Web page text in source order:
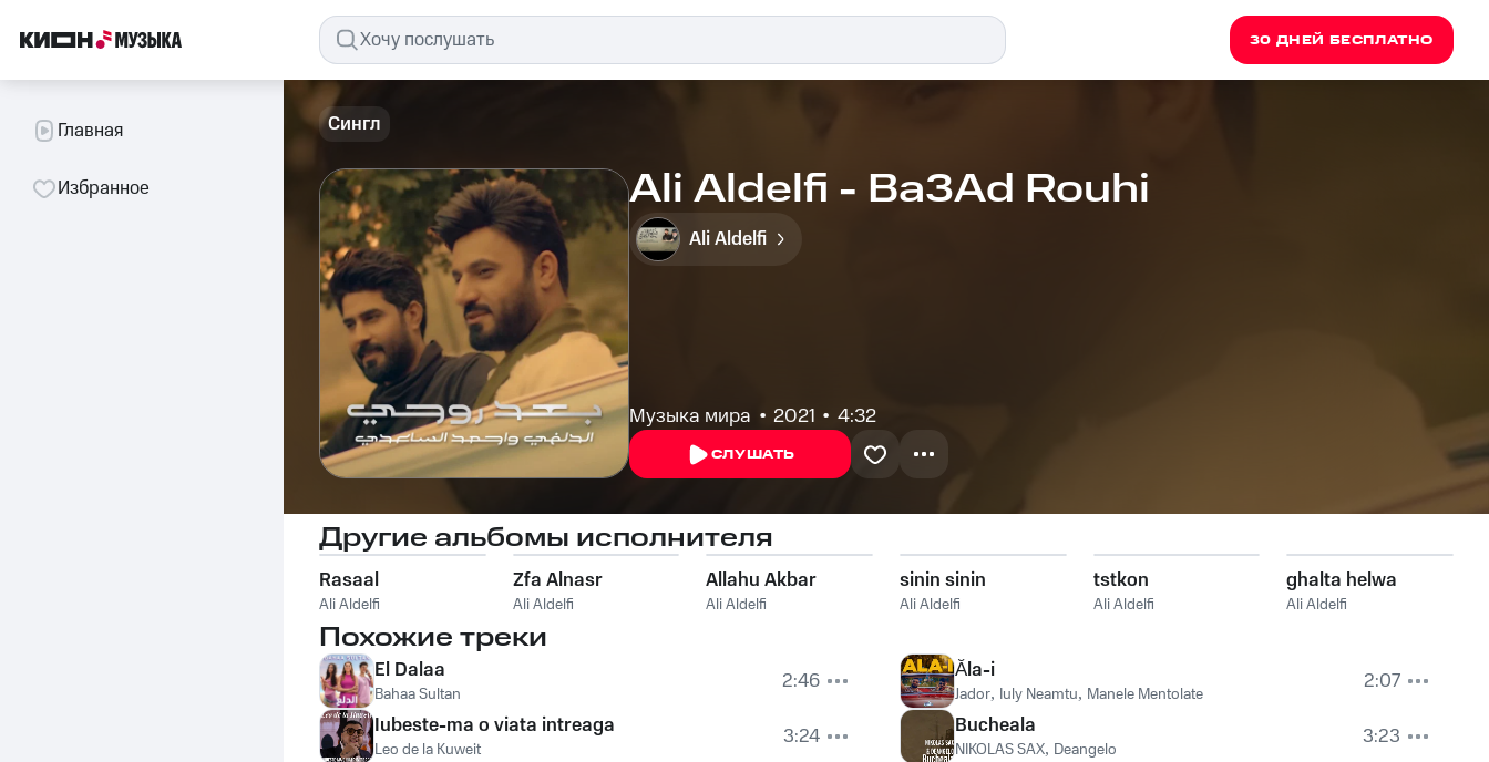
30 ДНЕЙ БЕСПЛАТНО
Главная
Избранное
Сингл
Ali Aldelfi - Ba3Ad Rouhi
Ali Aldelfi
Музыка мира 2021 4:32
СЛУШАТЬ
Другие альбомы исполнителя
Rasaal
Ali Aldelfi
Zfa Alnasr
Ali Aldelfi
Allahu Akbar
Ali Aldelfi
sinin sinin
Ali Aldelfi
tstkon
Ali Aldelfi
ghalta helwa
Ali Aldelfi
Похожие треки
El Dalaa
Bahaa Sultan
2:46
Iubeste-ma o viata intreaga
Leo de la Kuweit
3:24
Ăla-i
Jador, Iuly Neamtu, Manele Mentolate
2:07
Bucheala
NIKOLAS SAX, Deangelo
3:23